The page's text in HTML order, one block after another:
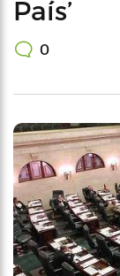
País’
0